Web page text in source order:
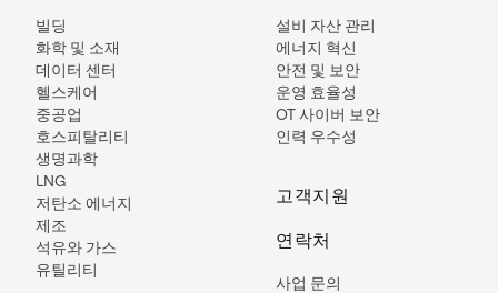
빌딩
화학 및 소재
데이터 센터
헬스케어
중공업
호스피탈리티
생명과학
LNG
저탄소 에너지
제조
석유와 가스
유틸리티
설비 자산 관리
에너지 혁신
안전 및 보안
운영 효율성
OT 사이버 보안
인력 우수성
고객지원
연락처
사업 문의